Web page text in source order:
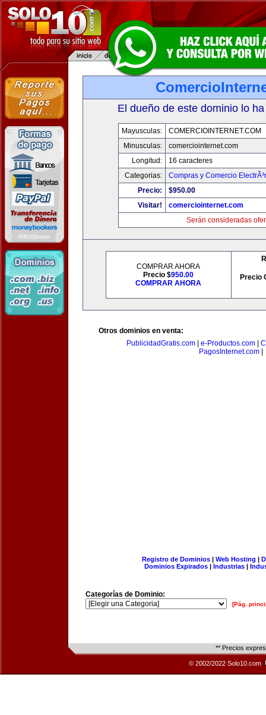
El dueño de este dominio lo
Mayusculas:
COMERCIOINTERNET.COM
Minusculas:
comerciointernet.com
Longitud:
16 caracteres
Categorias:
Compras y Comercio
Precio:
$950.00
Visitar!
comerciointernet.com
Serán consideradas
COMPRAR AHORA
Precio $950.00
COMPRAR AHORA
Precio
Otros dominios en venta:
PublicidadGratis.com
e-Productos.com
PagosInternet.com
Registro de Dominios| Web Hosting |
Dominios Expirados | Industrias |
Categorías de Dominio:
[Pág.
** Precios
© 2002/2022 Solo10.com